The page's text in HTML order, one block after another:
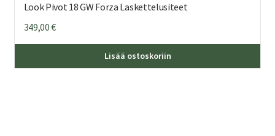
Look Pivot 18 GW Forza Laskettelusiteet
349,00€
Lisää ostoskoriin